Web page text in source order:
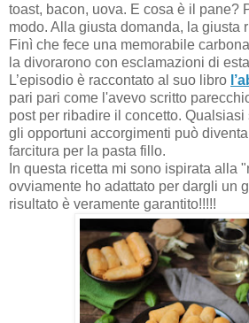
toast, bacon, uova. E cosa è il pane?
modo. Alla giusta domanda, la giusta
Finì che fece una memorabile
la divorarono con esclamazioni di
L’episodio è raccontato al suo libro
pari pari come l'avevo scritto
post per ribadire il concetto.
gli opportuni accorgimenti può
farcitura per la pasta fillo.
In questa ricetta mi sono ispirata alla
ovviamente ho adattato per dargli un
risultato è veramente garantito!!!!!